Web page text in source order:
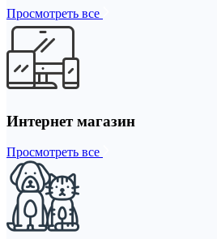
Просмотреть все
Интернет магазин
Просмотреть все